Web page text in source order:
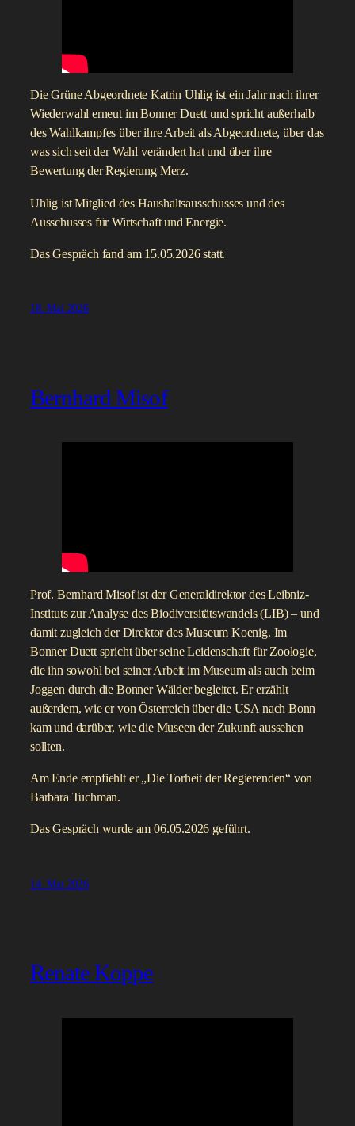
Die Grüne Abgeordnete Katrin Uhlig ist ein Jahr nach ihrer
Wiederwahl erneut im Bonner Duett und spricht außerhalb
des Wahlkampfes über ihre Arbeit als Abgeordnete, über das
was sich seit der Wahl verändert hat und über ihre
Bewertung der Regierung Merz.
Uhlig ist Mitglied des Haushaltsausschusses und des
Ausschusses für Wirtschaft und Energie.
Das Gespräch fand am 15.05.2026 statt.
18. Mai 2026
Bernhard Misof
Prof. Bernhard Misof ist der Generaldirektor des Leibniz-
Instituts zur Analyse des Biodiversitätswandels (LIB) – und
damit zugleich der Direktor des Museum Koenig. Im
Bonner Duett spricht über seine Leidenschaft für Zoologie,
die ihn sowohl bei seiner Arbeit im Museum als auch beim
Joggen durch die Bonner Wälder begleitet. Er erzählt
außerdem, wie er von Österreich über die USA nach Bonn
kam und darüber, wie die Museen der Zukunft aussehen
sollten.
Am Ende empfiehlt er „Die Torheit der Regierenden“ von
Barbara Tuchman.
Das Gespräch wurde am 06.05.2026 geführt.
14. Mai 2026
Renate Koppe